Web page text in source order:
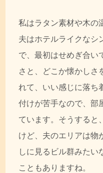
私はラタン素材や木の
夫はホテルライクなシ
で、最初はせめぎ合い
さと、どこか懐かしさ
れて、いい感じに落ち
付けが苦手なので、部
ています。そうすると
けど、夫のエリアは物
しに見るビル群みたい
こともありますね。